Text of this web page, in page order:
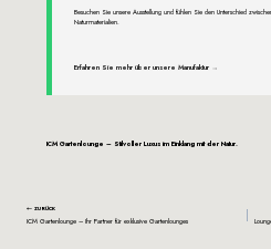
Besuchen Sie unsere Ausstellung und fühlen Sie den Unterschied
Naturmaterialien.
Erfahren Sie mehr über unsere Manufaktur →
ICM Gartenlounge – Stilvoller Luxus im Einklang mit der Natur.
ZURÜCK
ICM Gartenlounge – Ihr Partner für exklusive Gartenlounges